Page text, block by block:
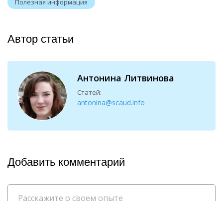
Автор статьи
Антонина Литвинова
Статей:
antonina@scaud.info
Добавить комментарий